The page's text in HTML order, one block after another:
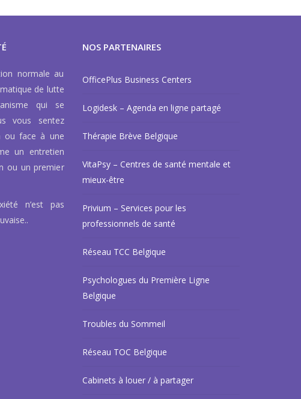
normale au
de lutte
qui se
vous sentez
ou face à une
un entretien
ou un premier
n’est pas
NOS PARTENAIRES
OfficePlus Business Centers
Logidesk – Agenda en ligne partagé
Thérapie Brève Belgique
VitaPsy – Centres de santé mentale et
mieux-être
Privium – Services pour les
professionnels de santé
Réseau TCC Belgique
Psychologues du Première Ligne
Belgique
Troubles du Sommeil
Réseau TOC Belgique
Cabinets à louer / à partager